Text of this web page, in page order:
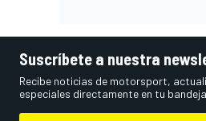
Suscríbete a nuestra
Recibe noticias de motorsport,
especiales directamente en tu